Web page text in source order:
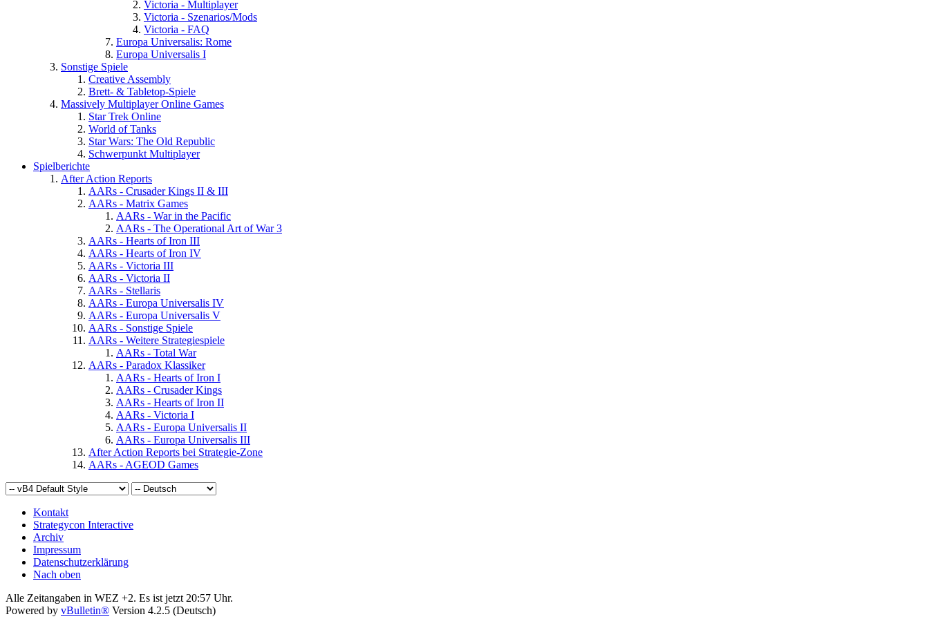
Victoria - Multiplayer
Victoria - Szenarios/Mods
Victoria - FAQ
Europa Universalis: Rome
Europa Universalis I
Sonstige Spiele
Creative Assembly
Brett- & Tabletop-Spiele
Massively Multiplayer Online Games
Star Trek Online
World of Tanks
Star Wars: The Old Republic
Schwerpunkt Multiplayer
Spielberichte
After Action Reports
AARs - Crusader Kings II & III
AARs - Matrix Games
AARs - War in the Pacific
AARs - The Operational Art of War 3
AARs - Hearts of Iron III
AARs - Hearts of Iron IV
AARs - Victoria III
AARs - Victoria II
AARs - Stellaris
AARs - Europa Universalis IV
AARs - Europa Universalis V
AARs - Sonstige Spiele
AARs - Weitere Strategiespiele
AARs - Total War
AARs - Paradox Klassiker
AARs - Hearts of Iron I
AARs - Crusader Kings
AARs - Hearts of Iron II
AARs - Victoria I
AARs - Europa Universalis II
AARs - Europa Universalis III
After Action Reports bei Strategie-Zone
AARs - AGEOD Games
Kontakt
Strategycon Interactive
Archiv
Impressum
Datenschutzerklärung
Nach oben
Alle Zeitangaben in WEZ +2. Es ist jetzt 20:57 Uhr.
Powered by vBulletin® Version 4.2.5 (Deutsch)